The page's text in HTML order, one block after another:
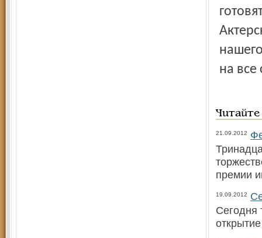
на все
21.09.2012
премии
19.09.2012
Сегодня